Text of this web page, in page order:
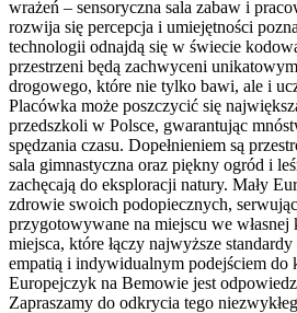
wrażeń – sensoryczna sala zabaw i
rozwija się percepcja i umiejętności
technologii odnajdą się w świecie
przestrzeni będą zachwyceni
drogowego, które nie tylko bawi, ale i
Placówka może poszczycić się
przedszkoli w Polsce, gwarantując
spędzania czasu. Dopełnieniem są
sala gimnastyczna oraz piękny ogród i
zachęcają do eksploracji natury. Mały
zdrowie swoich podopiecznych,
przygotowywane na miejscu we własnej
miejsca, które łączy najwyższe
empatią i indywidualnym podejściem do
Europejczyk na Bemowie jest
Zapraszamy do odkrycia tego